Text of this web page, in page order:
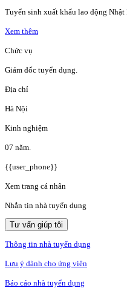
Tuyển sinh xuất khẩu lao động Nhật
Xem thêm
Chức vụ
Giám đốc tuyển dụng.
Địa chỉ
Hà Nội
Kinh nghiệm
07 năm.
{{user_phone}}
Xem trang cá nhân
Nhắn tin nhà tuyển dụng
Tư vấn giúp tôi
Thông tin nhà tuyển dụng
Lưu ý dành cho ứng viên
Báo cáo nhà tuyển dụng